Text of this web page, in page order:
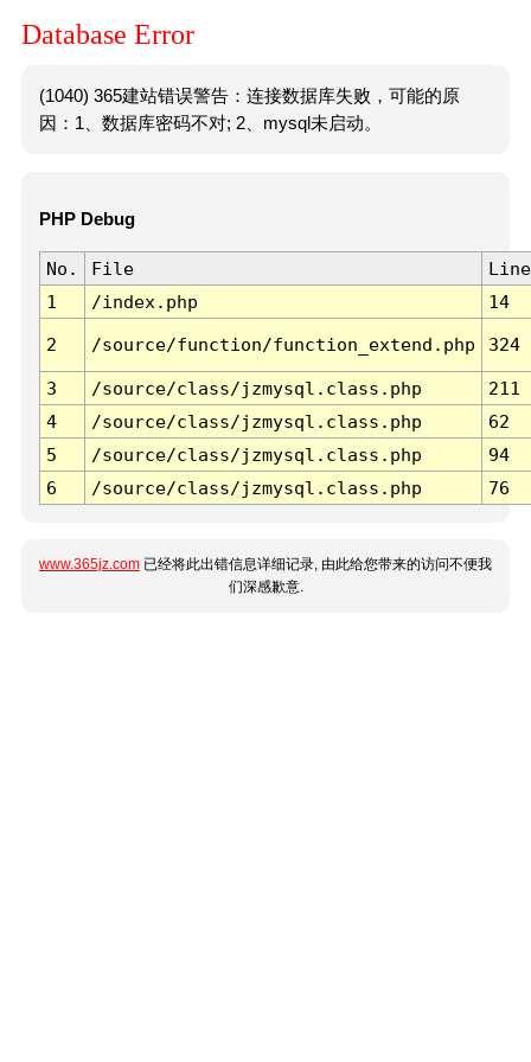
Database Error
(1040) 365建站错误警告：连接数据库失败，可能的原
因：1、数据库密码不对; 2、mysql未启动。
PHP Debug
No. File
Line
1
/index.php 14
2 /source/function/function_extend.php 324
3 /source/class/jzmysql.class.php
211
4
/source/class/jzmysql.class.php
62
5
/source/class/jzmysql.class.php
94
6
/source/class/jzmysql.class.php 76
www.365jz.com 已经将此出错信息详细记录, 由此给您带来的访问不便我
们深感歉意.